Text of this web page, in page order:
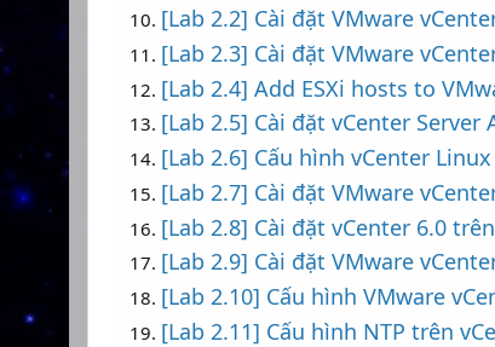
[Lab 2.2] Cài đặt VMware
[Lab 2.3] Cài đặt VMware
[Lab 2.4] Add ESXi hosts to
[Lab 2.5] Cài đặt vCenter
[Lab 2.6] Cấu hình vCenter
[Lab 2.7] Cài đặt VMware
[Lab 2.8] Cài đặt vCenter 6.0
[Lab 2.9] Cài đặt VMware
[Lab 2.10] Cấu hình VMware
[Lab 2.11] Cấu hình NTP trên